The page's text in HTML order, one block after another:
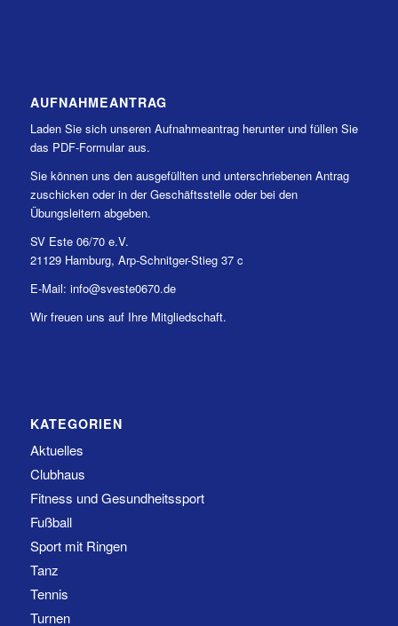
AUFNAHMEANTRAG
Laden Sie sich unseren Aufnahmeantrag herunter und füllen Sie
das PDF-Formular aus.
Sie können uns den ausgefüllten und unterschriebenen Antrag
zuschicken oder in der Geschäftsstelle oder bei den
Übungsleitern abgeben.
SV Este 06/70 e.V.
21129 Hamburg, Arp-Schnitger-Stieg 37 c
E-Mail: info@sveste0670.de
Wir freuen uns auf Ihre Mitgliedschaft.
KATEGORIEN
Aktuelles
Clubhaus
Fitness und Gesundheitssport
Fußball
Sport mit Ringen
Tanz
Tennis
Turnen